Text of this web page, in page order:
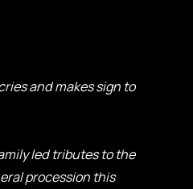
and makes sign to
led tributes to the
procession this